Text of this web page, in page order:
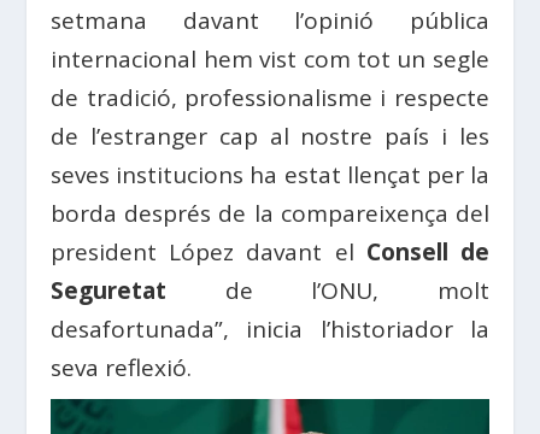
setmana davant l’opinió pública
internacional hem vist com tot un segle
de tradició, professionalisme i respecte
de l’estranger cap al nostre país i les
seves institucions ha estat llençat per la
borda després de la compareixença del
president López davant el Consell de
Seguretat de l’ONU, molt
desafortunada”, inicia l’historiador la
seva reflexió.